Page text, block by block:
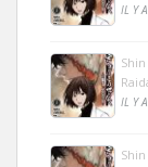
IL Y
IL Y